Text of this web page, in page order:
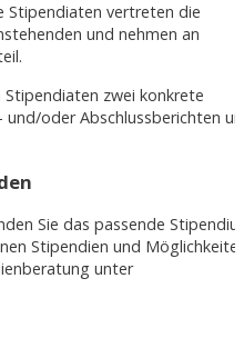
Stipendiaten vertreten die
und nehmen an
Stipendiaten zwei konkrete
und/oder Abschlussberichten
Sie das passende
Stipendien und
unter